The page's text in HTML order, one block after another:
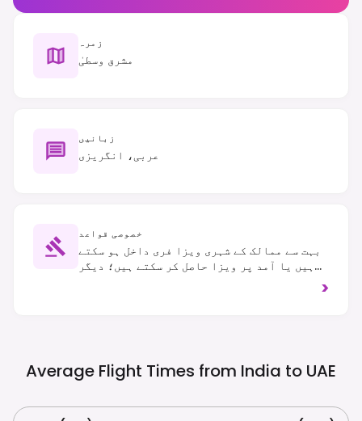
زمرہ
مشرق وسطیٰ
زبانیں
عربی، انگریزی
خصوصی قواعد
بہت سے ممالک کے شہری ویزا فری داخل ہو سکتے
ہیں یا آمد پر ویزا حاصل کر سکتے ہیں؛ دیگر
مخصوص ممالک کے تقاضے چیک کریں۔ مقامی رسم و>
Average Flight Times from India to UAE